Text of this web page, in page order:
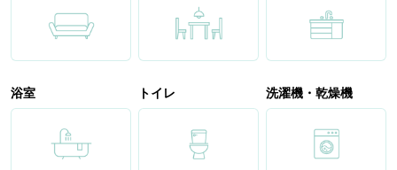
浴室 トイレ 洗濯機・乾燥機